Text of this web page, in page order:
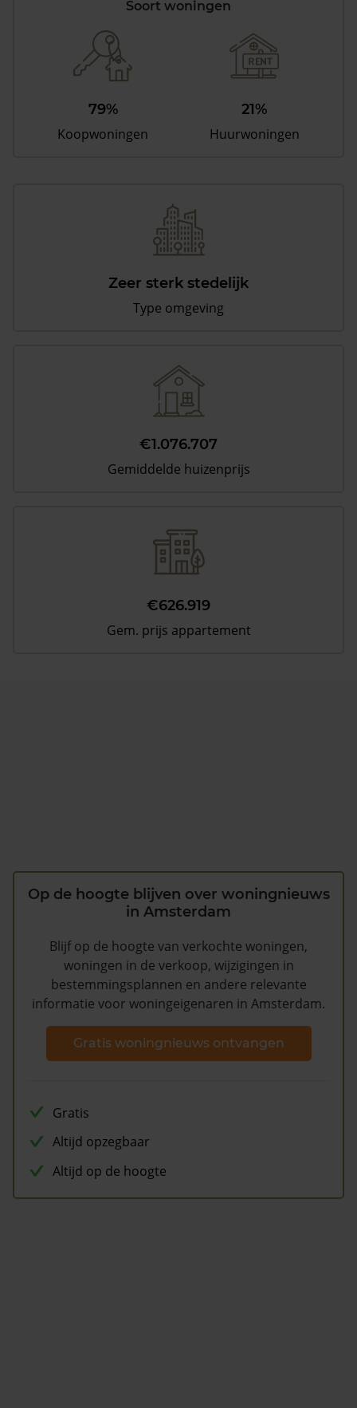
Soort woningen
79%
Koopwoningen
21%
Huurwoningen
Zeer sterk stedelijk
Type omgeving
€1.076.707
Gemiddelde huizenprijs
€626.919
Gem. prijs appartement
Op de hoogte blijven over woningnieuws
in Amsterdam
Blijf op de hoogte van verkochte woningen,
woningen in de verkoop, wijzigingen in
bestemmingsplannen en andere relevante
informatie voor woningeigenaren in Amsterdam.
Gratis woningnieuws ontvangen
Gratis
Altijd opzegbaar
Altijd op de hoogte